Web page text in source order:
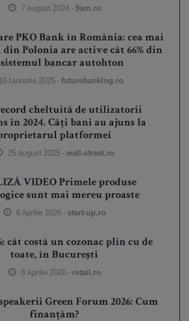
7 August 2024 -9am.ro
PKO Bank în România: cea mai
din Polonia are active cât 66% din
bancar autohton
16 Ianuarie 2025 -futurebanking.ro
cheltuită de utilizatorii
în 2024. Câți bani au ajuns la
platformei
25 August 2025 -wall-street.ro
VIDEO Primele produse
sunt mai mereu proaste
6 Aprilie 2026 - start-up.ro
cât costă un cozonac plin cu de
toate, în București
8 Aprilie 2026 - retail.ro
Green Forum 2026: Cum
finanțăm?